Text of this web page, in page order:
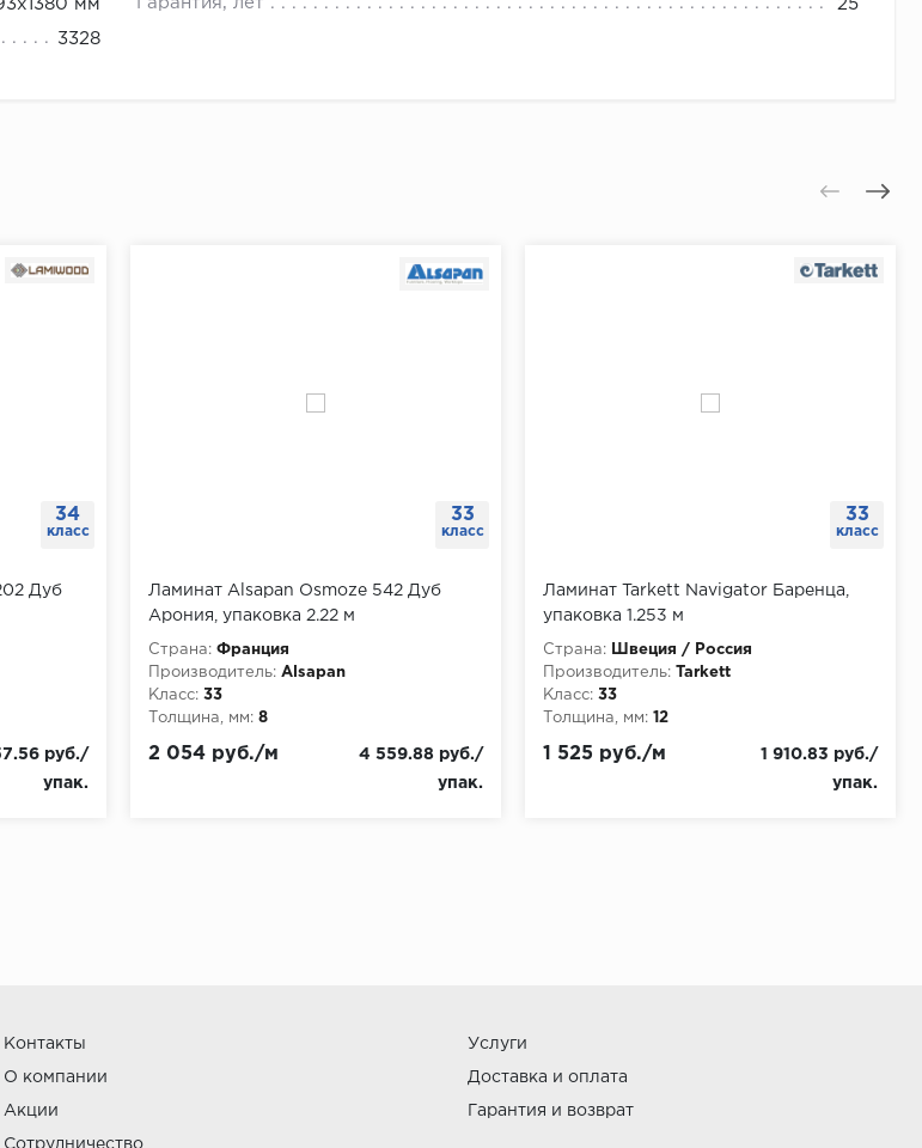
мм Гарантия, лет 25
3328
34
класс
Дуб
руб./
упак.
33
класс
Ламинат Alsapan Osmoze 542 Дуб
Арония, упаковка 2.22 м
Страна: Франция
Производитель: Alsapan
Класс: 33
Толщина, мм: 8
2 054 руб./м
4 559.88 руб./
упак.
33
класс
Ламинат Tarkett Navigator Баренца,
упаковка 1.253 м
Страна:
Швеция / Россия
Производитель:
Tarkett
Класс: 33
Толщина, мм: 12
1 525 руб./м
1 910.83 руб./
упак.
Контакты
О компании
Акции
Сотрудничество
Услуги
Доставка и оплата
Гарантия и возврат